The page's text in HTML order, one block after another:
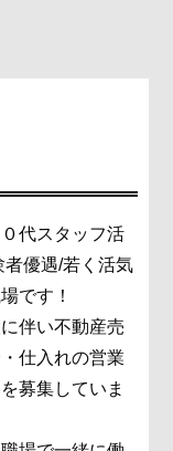
代スタッフ活
者優遇/若く活気
です！
伴い不動産売
仕入れの営業
募集していま